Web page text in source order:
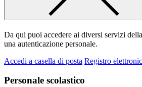
Da qui puoi accedere ai diversi servizi
una autenticazione personale.
Accedi a casella di posta Registro
Personale scolastico